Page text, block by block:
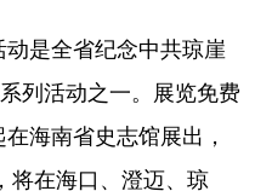
是全省纪念中共琼崖
列活动之一。展览免费
海南省史志馆展出，
将在海口、澄迈、琼